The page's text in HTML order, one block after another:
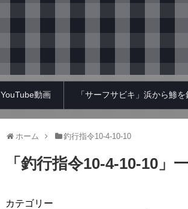
YouTube動画 「サーフサビキ」浜から鯵を
ホーム 釣行指令10-4-10-10
「 釣行指令10-4-10-10 」
カテゴリー